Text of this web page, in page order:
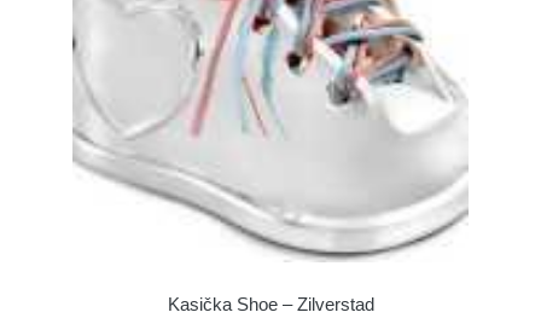
Kasička Shoe – Zilverstad